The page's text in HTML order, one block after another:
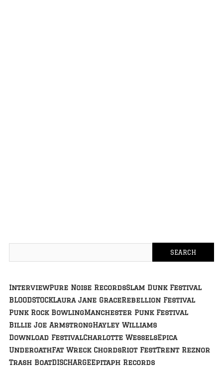
InterviewPure Noise RecordsSlam Dunk Festival
BLOODSTOCKLaura Jane GraceRebellion Festival
Punk Rock BowlingManchester Punk Festival
Billie Joe ArmstrongHayley Williams
Download FestivalCharlotte WesselsEpica
UnderoathFat Wreck ChordsRiot FestTrent Reznor
Trash BoatDISCHARGEEpitaph Records